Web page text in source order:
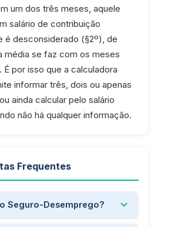
um dos três meses, aquele
salário de contribuição
é desconsiderado (§2º), de
média se faz com os meses
É por isso que a calculadora
informar três, dois ou apenas
ainda calcular pelo salário
não há qualquer informação.
Frequentes
Seguro-Desemprego?